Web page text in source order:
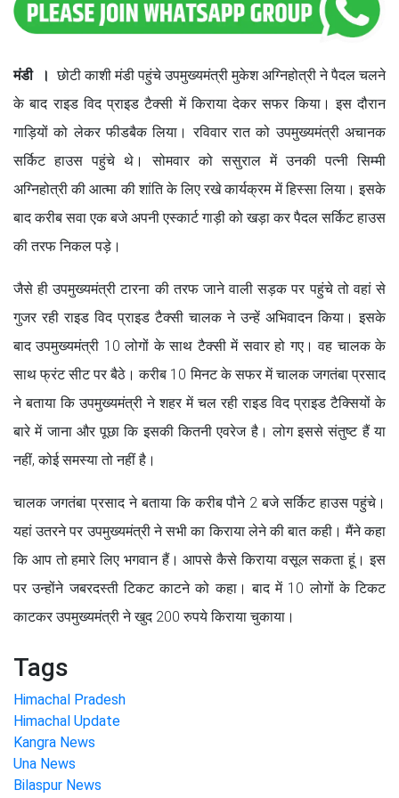
मंडी । छोटी काशी मंडी पहुंचे उपमुख्यमंत्री मुकेश अग्निहोत्री ने पैदल चलने
के बाद राइड विद प्राइड टैक्सी में किराया देकर सफर किया। इस दौरान
गाड़ियों को लेकर फीडबैक लिया। रविवार रात को उपमुख्यमंत्री अचानक
सर्किट हाउस पहुंचे थे। सोमवार को ससुराल में उनकी पत्नी सिम्मी
अग्निहोत्री की आत्मा की शांति के लिए रखे कार्यक्रम में हिस्सा लिया। इसके
बाद करीब सवा एक बजे अपनी एस्कार्ट गाड़ी को खड़ा कर पैदल सर्किट हाउस
की तरफ निकल पड़े।
जैसे ही उपमुख्यमंत्री टारना की तरफ जाने वाली सड़क पर पहुंचे तो वहां से
गुजर रही राइड विद प्राइड टैक्सी चालक ने उन्हें अभिवादन किया। इसके
बाद उपमुख्यमंत्री 10 लोगों के साथ टैक्सी में सवार हो गए। वह चालक के
साथ फ्रंट सीट पर बैठे। करीब 10 मिनट के सफर में चालक जगतंबा प्रसाद
ने बताया कि उपमुख्यमंत्री ने शहर में चल रही राइड विद प्राइड टैक्सियों के
बारे में जाना और पूछा कि इसकी कितनी एवरेज है। लोग इससे संतुष्ट हैं या
नहीं, कोई समस्या तो नहीं है।
चालक जगतंबा प्रसाद ने बताया कि करीब पौने 2 बजे सर्किट हाउस पहुंचे।
यहां उतरने पर उपमुख्यमंत्री ने सभी का किराया लेने की बात कही। मैंने कहा
कि आप तो हमारे लिए भगवान हैं। आपसे कैसे किराया वसूल सकता हूं। इस
पर उन्होंने जबरदस्ती टिकट काटने को कहा। बाद में 10 लोगों के टिकट
काटकर उपमुख्यमंत्री ने खुद 200 रुपये किराया चुकाया।
Tags
Himachal Pradesh
Himachal Update
Kangra News
Una News
Bilaspur News